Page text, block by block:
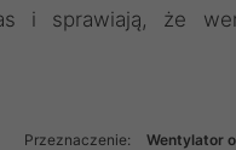
i sprawiają, że
Przeznaczenie:
Wentylator